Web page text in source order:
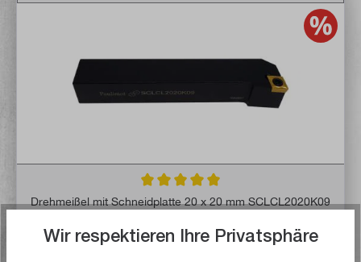
Durchschnittliche Bewertung von 5 von 5
Drehmeißel mit Schneidplatte 20 x 20 mm SCLCL2020K09
Artikel-Nr:
2288
Wir respektieren Ihre Privatsphäre